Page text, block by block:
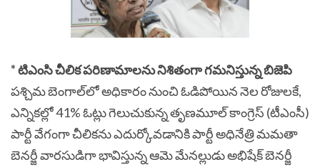
* టిఎంసి చీలిక పరిణామాలను నిశితంగా గమనిస్తున్న బిజెపి
పశ్చిమ బెంగాల్‌లో అధికారం నుంచి ఓడిపోయిన నెల రోజులకే,
ఎన్నికల్లో 41% ఓట్లు గెలుచుకున్న తృణమూల్ కాంగ్రెస్ (టీఎంసీ)
పార్టీ వేగంగా చీలికను ఎదుర్కోవడానికి పార్టీ అధినేత్రి మమతా
బెనర్జీ వారసుడిగా భావిస్తున్న ఆమె మేనల్లుడు అభిషేక్ బెనర్జీ